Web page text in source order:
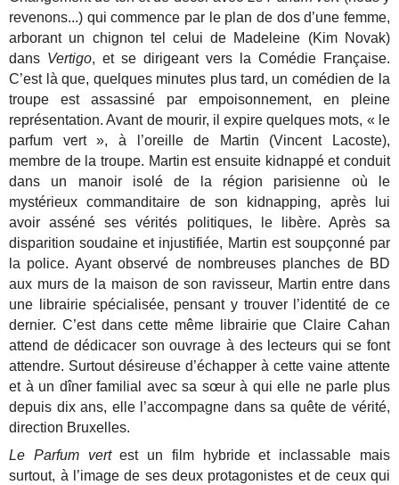
revenons...) qui commence par le plan de dos d’une femme,
arborant un chignon tel celui de Madeleine (Kim Novak)
dans Vertigo, et se dirigeant vers la Comédie Française.
C’est là que, quelques minutes plus tard, un comédien de la
troupe est assassiné par empoisonnement, en pleine
représentation. Avant de mourir, il expire quelques mots, « le
parfum vert », à l’oreille de Martin (Vincent Lacoste),
membre de la troupe. Martin est ensuite kidnappé et conduit
dans un manoir isolé de la région parisienne où le
mystérieux commanditaire de son kidnapping, après lui
avoir asséné ses vérités politiques, le libère. Après sa
disparition soudaine et injustifiée, Martin est soupçonné par
la police. Ayant observé de nombreuses planches de BD
aux murs de la maison de son ravisseur, Martin entre dans
une librairie spécialisée, pensant y trouver l’identité de ce
dernier. C’est dans cette même librairie que Claire Cahan
attend de dédicacer son ouvrage à des lecteurs qui se font
attendre. Surtout désireuse d’échapper à cette vaine attente
et à un dîner familial avec sa sœur à qui elle ne parle plus
depuis dix ans, elle l’accompagne dans sa quête de vérité,
direction Bruxelles.
Le Parfum vertest un film hybride et inclassable mais
surtout, à l’image de ses deux protagonistes et de ceux qui